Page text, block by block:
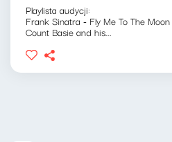
Playlista audycji:
Frank Sinatra - Fly Me To The
Count Basie and his...